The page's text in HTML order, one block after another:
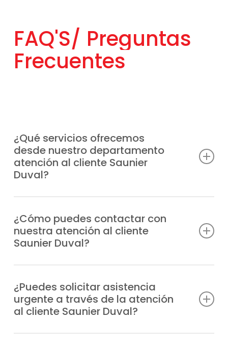
FAQ'S/ Preguntas
Frecuentes
¿Qué servicios ofrecemos
desde nuestro departamento
atención al cliente Saunier
Duval?
técnicas, incidencias, solicitudes de
reparación, información sobre garantías y
todo lo relacionado con tus equipos
¿Cómo puedes contactar con
nuestra atención al cliente
Saunier Duval?
o escribirnos un WhatsApp; siempre
tendrás respuesta profesional.
¿Puedes solicitar asistencia
urgente a través de la atención
al cliente Saunier Duval?